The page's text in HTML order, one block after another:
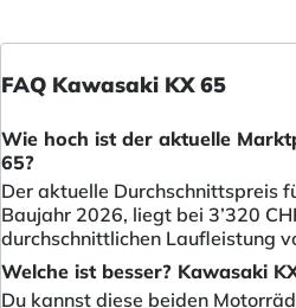
FAQ Kawasaki KX 65
Wie hoch ist der aktuelle
65?
Der aktuelle Durchschnittspreis
Baujahr 2026, liegt bei 3’320
durchschnittlichen Laufleistung
Welche ist besser? Kawasaki
Du kannst diese beiden